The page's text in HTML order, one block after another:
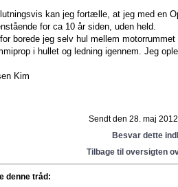
kan jeg fortælle, at jeg med en
for ca 10 år siden, uden held.
borede jeg selv hul mellem
i hullet og ledning igennem. Jeg
Kim
Sendt den 28. maj
Besvar dette
Tilbage til oversigten
denne tråd: